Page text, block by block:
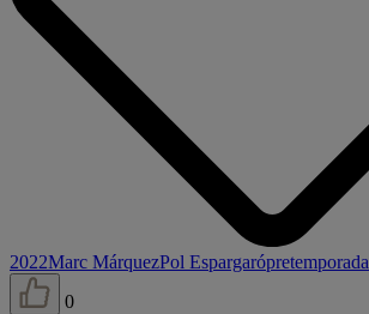
2022Marc MárquezPol Espargarópretemporada
0